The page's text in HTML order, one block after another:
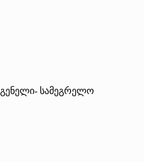
სამეგრელო